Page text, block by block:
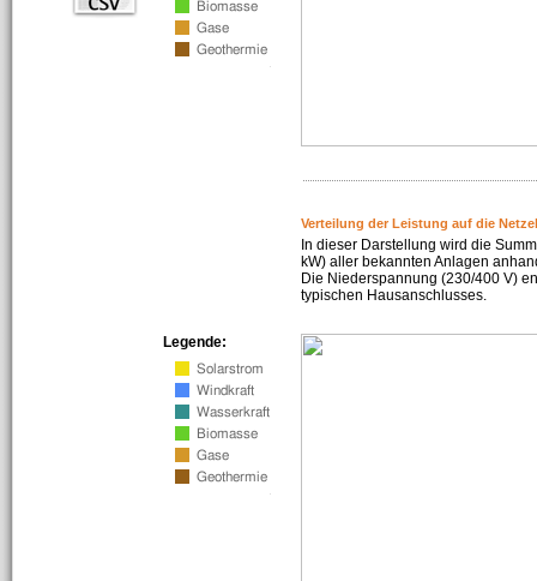
Verteilung der Leistung auf die
In dieser Darstellung wird die
kW) aller bekannten Anlagen
Die Niederspannung (230/400 V)
typischen Hausanschlusses.
Legende: